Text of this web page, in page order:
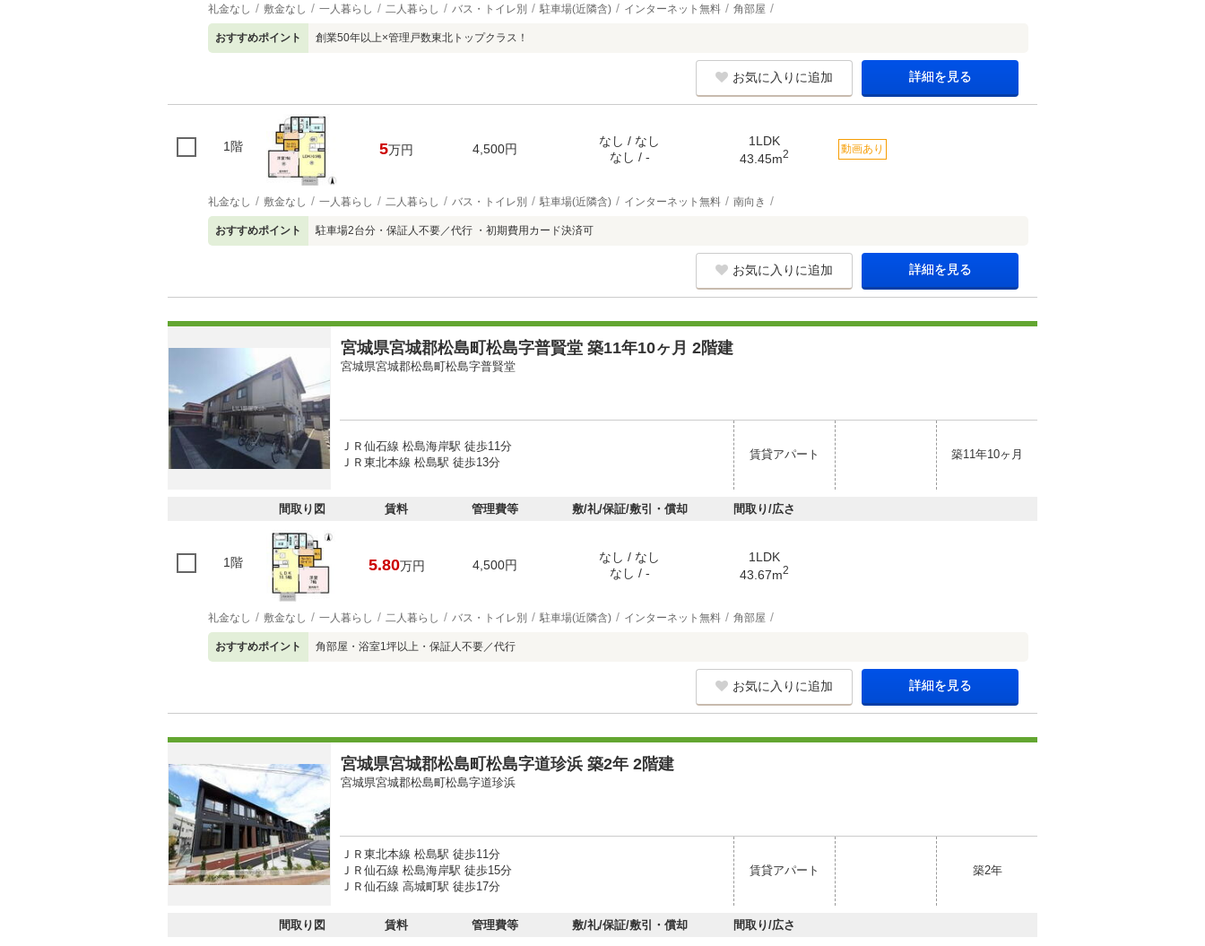
礼金なし 敷金なし 一人暮らし 二人暮らし バス・トイレ別 駐車場(近隣含) インターネット無料 角部屋
おすすめポイント 創業50年以上×管理戸数東北トップクラス！
お気に入りに追加 詳細を見る
1階 5万円 4,500円
なし / なし
なし / -
1LDK
43.45m2 動画あり
礼金なし 敷金なし 一人暮らし 二人暮らし バス・トイレ別 駐車場(近隣含) インターネット無料 南向き
おすすめポイント 駐車場2台分・保証人不要／代行 ・初期費用カード決済可
お気に入りに追加 詳細を見る
宮城県宮城郡松島町松島字普賢堂 築11年10ヶ月 2階建
宮城県宮城郡松島町松島字普賢堂
ＪＲ仙石線 松島海岸駅 徒歩11分
ＪＲ東北本線 松島駅 徒歩13分
賃貸アパート 築11年10ヶ月
間取り図 賃料 管理費等 敷/礼/保証/敷引・償却 間取り/広さ
1階 5.80万円 4,500円
なし / なし
なし / -
1LDK
43.67m2
礼金なし 敷金なし 一人暮らし 二人暮らし バス・トイレ別 駐車場(近隣含) インターネット無料 角部屋
おすすめポイント 角部屋・浴室1坪以上・保証人不要／代行
お気に入りに追加 詳細を見る
宮城県宮城郡松島町松島字道珍浜 築2年 2階建
宮城県宮城郡松島町松島字道珍浜
ＪＲ東北本線 松島駅 徒歩11分
ＪＲ仙石線 松島海岸駅 徒歩15分
ＪＲ仙石線 高城町駅 徒歩17分
賃貸アパート 築2年
間取り図 賃料 管理費等 敷/礼/保証/敷引・償却 間取り/広さ